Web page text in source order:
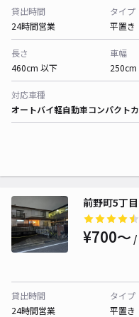
貸出時間
24時間営業
タイプ
平置き
長さ
460cm 以下
車幅
250cm
対応車種
オートバイ軽自動車コンパクト
前野町5丁
¥700〜 /
貸出時間
24時間営業
タイプ
平置き